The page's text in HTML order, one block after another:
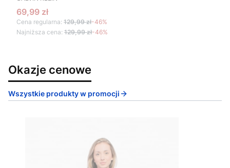
Cena promocyjna
69,99 zł
Cena regularna: 129,99 zł-46%
Najniższa cena: 129,99 zł-46%
Okazje cenowe
Wszystkie produkty w promocji